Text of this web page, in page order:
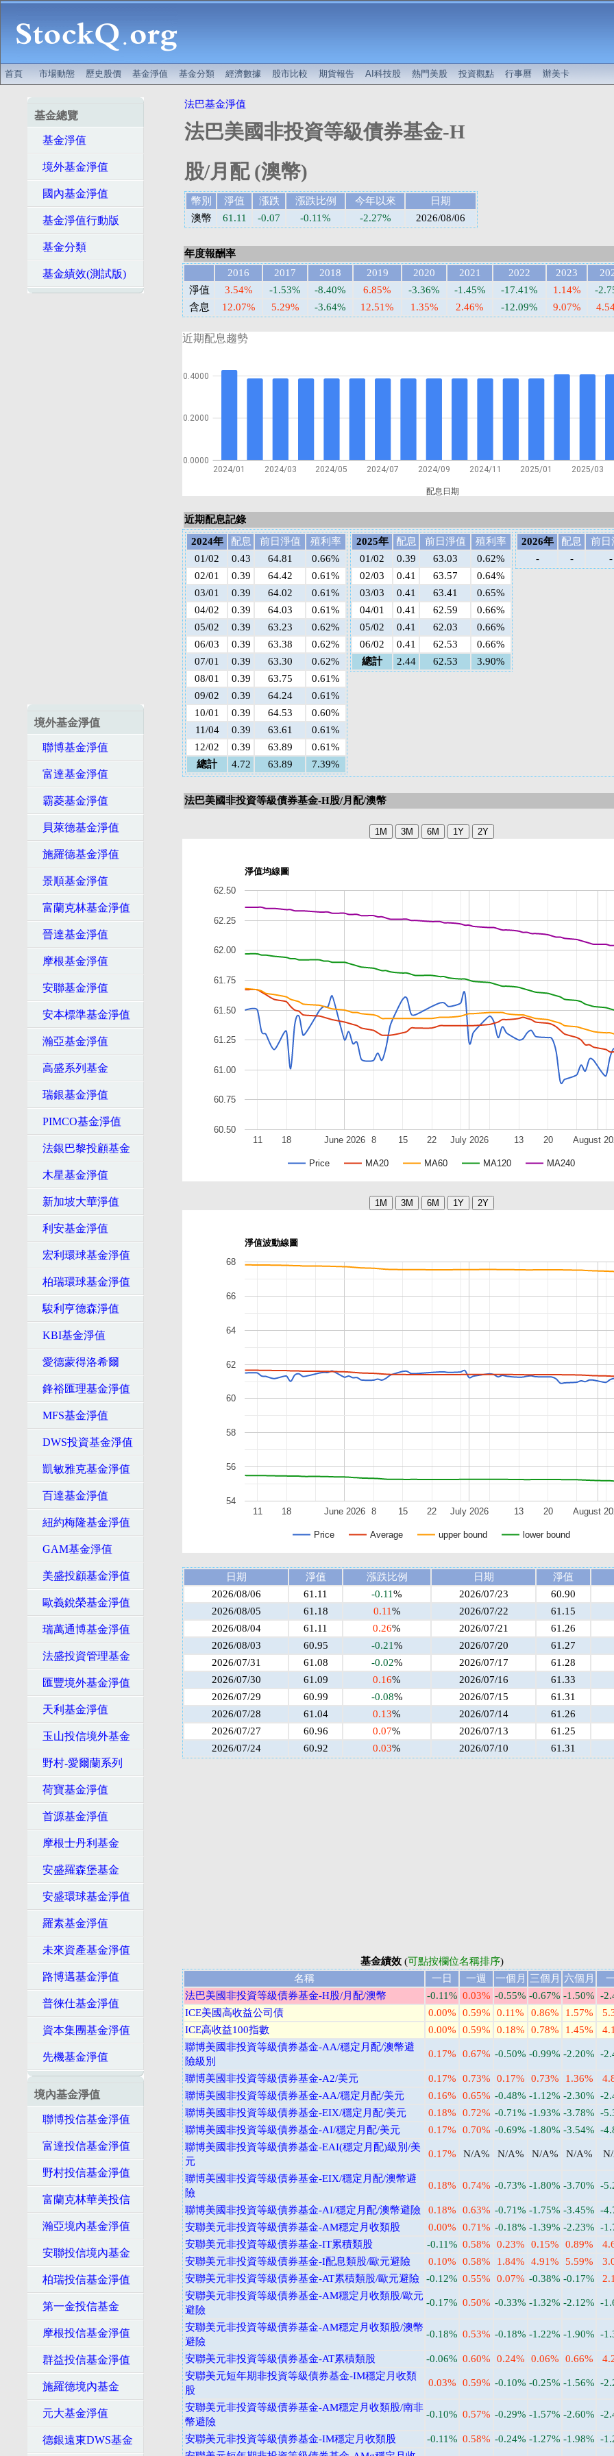
首頁 市場動態 歷史股價 基金淨值 基金分類 經濟數據 股市比較 期貨報告 AI科技股 熱門美股 投資觀點 行事曆 辦美卡
基金總覽
基金淨值
境外基金淨值
國內基金淨值
基金淨值行動版
基金分類
基金績效(測試版)
境外基金淨值
聯博基金淨值
富達基金淨值
霸菱基金淨值
貝萊德基金淨值
施羅德基金淨值
景順基金淨值
富蘭克林基金淨值
晉達基金淨值
摩根基金淨值
安聯基金淨值
安本標準基金淨值
瀚亞基金淨值
高盛系列基金
瑞銀基金淨值
PIMCO基金淨值
法銀巴黎投顧基金
木星基金淨值
新加坡大華淨值
利安基金淨值
宏利環球基金淨值
柏瑞環球基金淨值
駿利亨德森淨值
KBI基金淨值
愛德蒙得洛希爾
鋒裕匯理基金淨值
MFS基金淨值
DWS投資基金淨值
凱敏雅克基金淨值
百達基金淨值
紐約梅隆基金淨值
GAM基金淨值
美盛投顧基金淨值
歐義銳榮基金淨值
瑞萬通博基金淨值
法盛投資管理基金
匯豐境外基金淨值
天利基金淨值
玉山投信境外基金
野村-愛爾蘭系列
荷寶基金淨值
首源基金淨值
摩根士丹利基金
安盛羅森堡基金
安盛環球基金淨值
羅素基金淨值
未來資產基金淨值
路博邁基金淨值
普徠仕基金淨值
資本集團基金淨值
先機基金淨值
境內基金淨值
聯博投信基金淨值
富達投信基金淨值
野村投信基金淨值
富蘭克林華美投信
瀚亞境內基金淨值
安聯投信境內基金
柏瑞投信基金淨值
第一金投信基金
摩根投信基金淨值
群益投信基金淨值
施羅德境內基金
元大基金淨值
德銀遠東DWS基金
法巴基金淨值
法巴美國非投資等級債券基金-H
股/月配 (澳幣)
幣別 淨值 漲跌 漲跌比例 今年以來
日期
澳幣
61.11 -0.07 -0.11% -2.27% 2026/08/06
年度報酬率
2016
2017 2018 2019 2020 2021 2022 2023
淨值
3.54% -1.53% -8.40% 6.85% -3.36% -1.45% -17.41% 1.14%
-
含息
12.07% 5.29% -3.64% 12.51% 1.35% 2.46% -12.09% 9.07%
近期配息趨勢
2024/01 2024/03 2024/05 2024/07 2024/09 2024/11 2025/01 2025/03
配息日期
0.0000
0.2000
0.4000
近期配息記錄
2024年
配息 前日淨值
殖利率
01/02
0.43 64.81
0.66%
02/01
0.39 64.42
0.61%
03/01
0.39 64.02
0.61%
04/02
0.39 64.03
0.61%
05/02
0.39 63.23
0.62%
06/03
0.39 63.38
0.62%
07/01
0.39 63.30
0.62%
08/01
0.39 63.75
0.61%
09/02
0.39 64.24
0.61%
10/01
0.39 64.53
0.60%
11/04
0.39 63.61
0.61%
12/02
0.39 63.89
0.61%
總計
4.72 63.89 7.39%
2025年 配息 前日淨值
殖利率
01/02
0.39 63.03
0.62%
02/03
0.41 63.57
0.64%
03/03
0.41 63.41
0.65%
04/01
0.41 62.59
0.66%
05/02
0.41 62.03
0.66%
06/02
0.41 62.53
0.66%
總計
2.44 62.53 3.90%
2026年 配息
前日
-
- -
法巴美國非投資等級債券基金-H股/月配/澳幣
淨值均線圖
Price MA20 MA60 MA120 MA240
June 2026 July 2026 August
11 18 8 15 22 13 20
60.50
60.75
61.00
61.25
61.50
61.75
62.00
62.25
62.50
淨值波動線圖
Price Average upper bound lower bound
June 2026 July 2026 August
11 18 8 15 22 13 20
54
56
58
60
62
64
66
68
日期 淨值 漲跌比例 日期
淨值
2026/08/06
61.11 -0.11% 2026/07/23
60.90
2026/08/05
61.18 0.11% 2026/07/22
61.15
2026/08/04
61.11 0.26% 2026/07/21
61.26
2026/08/03
60.95 -0.21% 2026/07/20
61.27
2026/07/31
61.08 -0.02% 2026/07/17
61.28
2026/07/30
61.09 0.16% 2026/07/16
61.33
2026/07/29
60.99 -0.08% 2026/07/15
61.31
2026/07/28
61.04 0.13% 2026/07/14
61.26
2026/07/27
60.96 0.07% 2026/07/13
61.25
2026/07/24
60.92 0.03% 2026/07/10 61.31
基金績效(可點按欄位名稱排序)
名稱
一日 一週 一個月 三個月 六個月
法巴美國非投資等級債券基金-H股/月配/澳幣
-0.11% 0.03% -0.55% -0.67% -1.50% -
ICE美國高收益公司債
0.00% 0.59% 0.11% 0.86% 1.57%
ICE高收益100指數
0.00% 0.59% 0.18% 0.78% 1.45%
聯博美國非投資等級債券基金-AA/穩定月配/澳幣避
險級別
0.17% 0.67% -0.50% -0.99% -2.20% -
聯博美國非投資等級債券基金-A2/美元 0.17% 0.73% 0.17% 0.73% 1.36%
聯博美國非投資等級債券基金-AA/穩定月配/美元
0.16% 0.65% -0.48% -1.12% -2.30% -
聯博美國非投資等級債券基金-EIX/穩定月配/美元
0.18% 0.72% -0.71% -1.93% -3.78% -
聯博美國非投資等級債券基金-AI/穩定月配/美元
0.17% 0.70% -0.69% -1.80% -3.54% -
聯博美國非投資等級債券基金-EAI(穩定月配)級別/美
元
0.17% N/A% N/A% N/A% N/A%
聯博美國非投資等級債券基金-EIX/穩定月配/澳幣避
險
0.18% 0.74% -0.73% -1.80% -3.70% -
聯博美國非投資等級債券基金-AI/穩定月配/澳幣避險 0.18% 0.63% -0.71% -1.75% -3.45% -
安聯美元非投資等級債券基金-AM穩定月收類股
0.00% 0.71% -0.18% -1.39% -2.23% -
安聯美元非投資等級債券基金-IT累積類股
-0.11% 0.58% 0.23% 0.15% 0.89%
安聯美元非投資等級債券基金-I配息類股/歐元避險
0.10% 0.58% 1.84% 4.91% 5.59%
安聯美元非投資等級債券基金-AT累積類股/歐元避險
-0.12% 0.55% 0.07% -0.38% -0.17%
安聯美元非投資等級債券基金-AM穩定月收類股/歐元
避險
-0.17% 0.50% -0.33% -1.32% -2.12% -
安聯美元非投資等級債券基金-AM穩定月收類股/澳幣
避險
-0.18% 0.53% -0.18% -1.22% -1.90% -
安聯美元非投資等級債券基金-AT累積類股 -0.06% 0.60% 0.24% 0.06% 0.66%
安聯美元短年期非投資等級債券基金-IM穩定月收類
股
0.03% 0.59% -0.10% -0.25% -1.56% -
安聯美元非投資等級債券基金-AM穩定月收類股/南非
幣避險
-0.10% 0.57% -0.29% -1.57% -2.60% -
安聯美元非投資等級債券基金-IM穩定月收類股 -0.11% 0.58% -0.24% -1.27% -1.98% -